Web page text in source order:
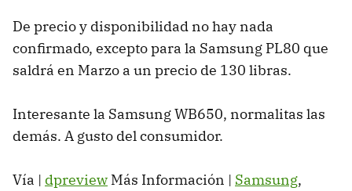
De precio y disponibilidad no hay nada
confirmado, excepto para la Samsung PL80 que
saldrá en Marzo a un precio de 130 libras.
Interesante la Samsung WB650, normalitas las
demás. A gusto del consumidor.
Vía | dpreview Más Información | Samsung,